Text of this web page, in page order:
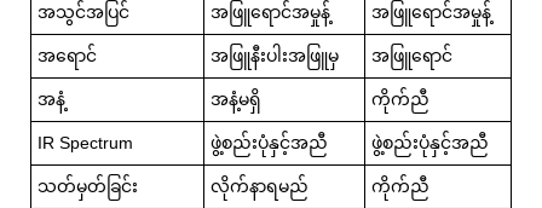
အသွင်အပြင် အဖြူရောင်အမှုန့် အဖြူရောင်အမှုန့်
အရောင် အဖြူနီးပါးအဖြူမှ အဖြူရောင်
အနံ့ အနံ့မရှိ ကိုက်ညီ
IR Spectrum ဖွဲ့စည်းပုံနှင့်အညီ ဖွဲ့စည်းပုံနှင့်အညီ
သတ်မှတ်ခြင်း လိုက်နာရမည် ကိုက်ညီ